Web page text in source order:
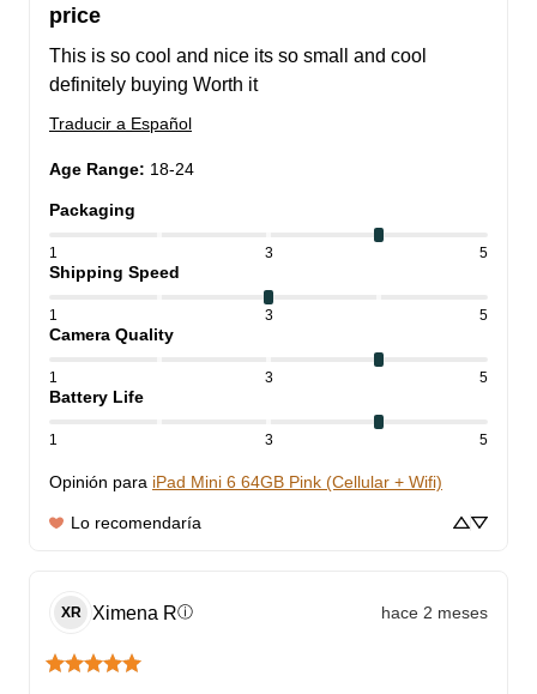
price
This is so cool and nice its so small and cool
definitely buying Worth it
Traducir a Español
Age Range: 18-24
Packaging
1 3 5
Shipping Speed
1 3 5
Camera Quality
1 3 5
Battery Life
1 3 5
Opinión para iPad Mini 6 64GB Pink (Cellular + Wifi)
Lo recomendaría
XR Ximena Rⓘ hace 2 meses